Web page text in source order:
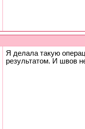
Я делала такую
результатом. И швов